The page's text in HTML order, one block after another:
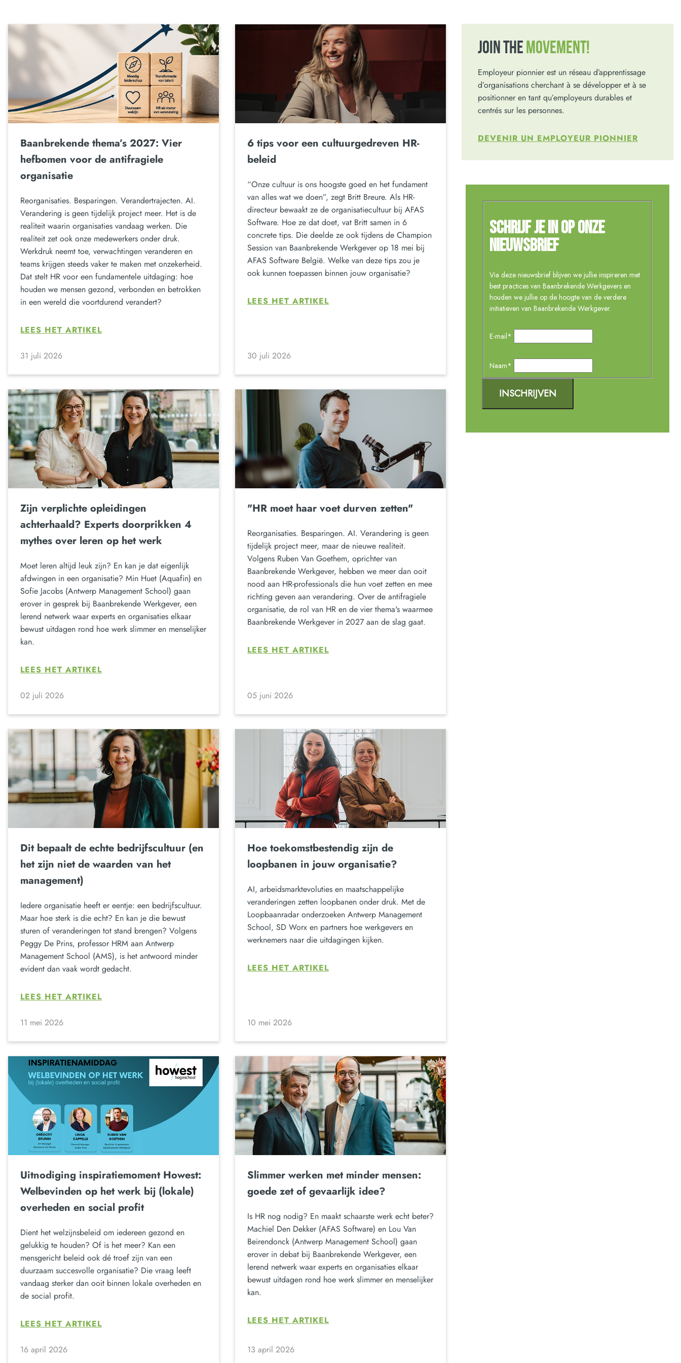
Baanbrekende thema’s 2027: Vier
hefbomen voor de antifragiele
organisatie
Reorganisaties. Besparingen. Verandertrajecten. AI.
Verandering is geen tijdelijk project meer. Het is de
realiteit waarin organisaties vandaag werken. Die
realiteit zet ook onze medewerkers onder druk.
Werkdruk neemt toe, verwachtingen veranderen en
teams krijgen steeds vaker te maken met onzekerheid.
Dat stelt HR voor een fundamentele uitdaging: hoe
houden we mensen gezond, verbonden en betrokken
in een wereld die voortdurend verandert?
LEES HET ARTIKEL
31 juli 2026
6 tips voor een cultuurgedreven HR-
beleid
“Onze cultuur is ons hoogste goed en het fundament
van alles wat we doen”, zegt Britt Breure. Als HR-
directeur bewaakt ze de organisatiecultuur bij AFAS
Software. Hoe ze dat doet, vat Britt samen in 6
concrete tips. Die deelde ze ook tijdens de Champion
Session van Baanbrekende Werkgever op 18 mei bij
AFAS Software België. Welke van deze tips zou je
ook kunnen toepassen binnen jouw organisatie?
LEES HET ARTIKEL
30 juli 2026
Zijn verplichte opleidingen
achterhaald? Experts doorprikken 4
mythes over leren op het werk
Moet leren altijd leuk zijn? En kan je dat eigenlijk
afdwingen in een organisatie? Min Huet (Aquafin) en
Sofie Jacobs (Antwerp Management School) gaan
erover in gesprek bij Baanbrekende Werkgever, een
lerend netwerk waar experts en organisaties elkaar
bewust uitdagen rond hoe werk slimmer en menselijker
kan.
LEES HET ARTIKEL
02 juli 2026
"HR moet haar voet durven zetten"
Reorganisaties. Besparingen. AI. Verandering is geen
tijdelijk project meer, maar de nieuwe realiteit.
Volgens Ruben Van Goethem, oprichter van
Baanbrekende Werkgever, hebben we meer dan ooit
nood aan HR-professionals die hun voet zetten en mee
richting geven aan verandering. Over de antifragiele
organisatie, de rol van HR en de vier thema's waarmee
Baanbrekende Werkgever in 2027 aan de slag gaat.
LEES HET ARTIKEL
05 juni 2026
Dit bepaalt de echte bedrijfscultuur (en
het zijn niet de waarden van het
management)
Iedere organisatie heeft er eentje: een bedrijfscultuur.
Maar hoe sterk is die echt? En kan je die bewust
sturen of veranderingen tot stand brengen? Volgens
Peggy De Prins, professor HRM aan Antwerp
Management School (AMS), is het antwoord minder
evident dan vaak wordt gedacht.
LEES HET ARTIKEL
11 mei 2026
Hoe toekomstbestendig zijn de
loopbanen in jouw organisatie?
AI, arbeidsmarktevoluties en maatschappelijke
veranderingen zetten loopbanen onder druk. Met de
Loopbaanradar onderzoeken Antwerp Management
School, SD Worx en partners hoe werkgevers en
werknemers naar die uitdagingen kijken.
LEES HET ARTIKEL
10 mei 2026
Uitnodiging inspiratiemoment Howest:
Welbevinden op het werk bij (lokale)
overheden en social profit
Dient het welzijnsbeleid om iedereen gezond en
gelukkig te houden? Of is het meer? Kan een
mensgericht beleid ook dé troef zijn van een
duurzaam succesvolle organisatie? Die vraag leeft
vandaag sterker dan ooit binnen lokale overheden en
de social profit.
LEES HET ARTIKEL
16 april 2026
Slimmer werken met minder mensen:
goede zet of gevaarlijk idee?
Is HR nog nodig? En maakt schaarste werk echt beter?
Machiel Den Dekker (AFAS Software) en Lou Van
Beirendonck (Antwerp Management School) gaan
erover in debat bij Baanbrekende Werkgever, een
lerend netwerk waar experts en organisaties elkaar
bewust uitdagen rond hoe werk slimmer en menselijker
kan.
LEES HET ARTIKEL
13 april 2026
JOIN THE MOVEMENT!
Employeur pionnier est un réseau d’apprentissage
d’organisations cherchant à se développer et à se
positionner en tant qu’employeurs durables et
centrés sur les personnes.
DEVENIR UN EMPLOYEUR PIONNIER